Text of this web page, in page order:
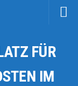
FÜR
IM